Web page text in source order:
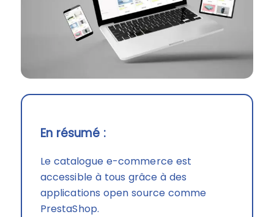
En résumé :
Le catalogue e-commerce est
accessible à tous grâce à des
applications open source comme
PrestaShop.